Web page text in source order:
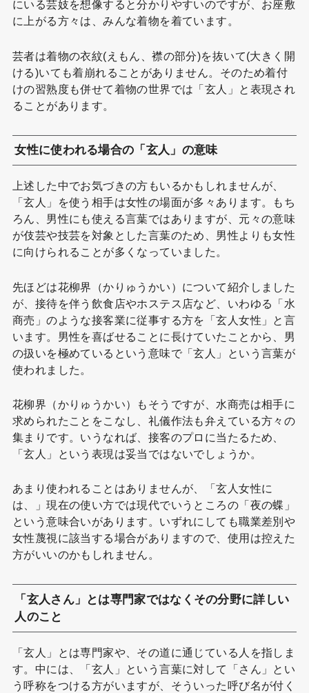
にいる芸妓を想像すると分かりやすいのですが、お座敷
に上がる方々は、みんな着物を着ています。
芸者は着物の衣紋(えもん、襟の部分)を抜いて(大きく開
ける)いても着崩れることがありません。そのため着付
けの習熟度も併せて着物の世界では「玄人」と表現され
ることがあります。
女性に使われる場合の「玄人」の意味
上述した中でお気づきの方もいるかもしれませんが、
「玄人」を使う相手は女性の場面が多々あります。もち
ろん、男性にも使える言葉ではありますが、元々の意味
が伎芸や技芸を対象とした言葉のため、男性よりも女性
に向けられることが多くなっていました。
先ほどは花柳界（かりゅうかい）について紹介しました
が、接待を伴う飲食店やホステス店など、いわゆる「水
商売」のような接客業に従事する方を「玄人女性」と言
います。男性を喜ばせることに長けていたことから、男
の扱いを極めているという意味で「玄人」という言葉が
使われました。
花柳界（かりゅうかい）もそうですが、水商売は相手に
求められたことをこなし、礼儀作法も弁えている方々の
集まりです。いうなれば、接客のプロに当たるため、
「玄人」という表現は妥当ではないでしょうか。
あまり使われることはありませんが、「玄人女性に
は、」現在の使い方では現代でいうところの「夜の蝶」
という意味合いがあります。いずれにしても職業差別や
女性蔑視に該当する場合がありますので、使用は控えた
方がいいのかもしれません。
「玄人さん」とは専門家ではなくその分野に詳しい
人のこと
「玄人」とは専門家や、その道に通じている人を指しま
す。中には、「玄人」という言葉に対して「さん」とい
う呼称をつける方がいますが、そういった呼び名が付く